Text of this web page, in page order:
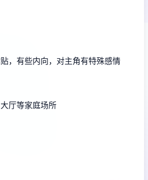
，有些内向，对主角有特殊感情
厅等家庭场所